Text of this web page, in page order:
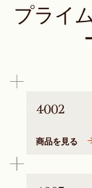
プライ
4002
商品を見る